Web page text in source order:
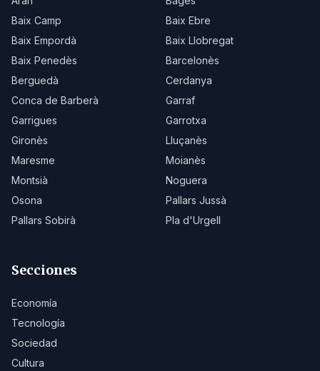
Baix Camp
Baix Ebre
Baix Empordà
Baix Llobregat
Baix Penedès
Barcelonès
Berguedà
Cerdanya
Conca de Barberà
Garraf
Garrigues
Garrotxa
Gironès
Lluçanès
Maresme
Moianès
Montsià
Noguera
Osona
Pallars Jussà
Pallars Sobirà
Pla d'Urgell
Secciones
Economía
Tecnología
Sociedad
Cultura